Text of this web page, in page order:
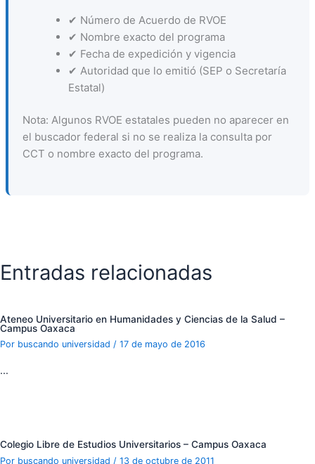
✔ Número de Acuerdo de RVOE
✔ Nombre exacto del programa
✔ Fecha de expedición y vigencia
✔ Autoridad que lo emitió (SEP o Secretaría
Estatal)
Nota: Algunos RVOE estatales pueden no aparecer en
el buscador federal si no se realiza la consulta por
CCT o nombre exacto del programa.
Entradas relacionadas
Ateneo Universitario en Humanidades y Ciencias de la Salud –
Campus Oaxaca
Por buscando universidad / 17 de mayo de 2016
…
Colegio Libre de Estudios Universitarios – Campus Oaxaca
Por buscando universidad / 13 de octubre de 2011